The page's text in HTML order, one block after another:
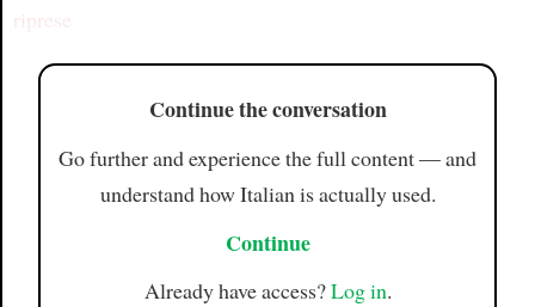
riprese
Continue the conversation
Go further and experience the full content — and
understand how Italian is actually used.
Continue
Already have access?Log in.